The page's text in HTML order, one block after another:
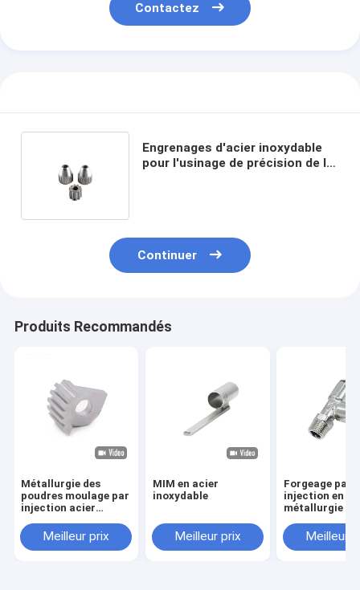
Contactez
Engrenages d'acier inoxydable
pour l'usinage de précision de la
Continuer
Produits Recommandés
Métallurgie des
poudres moulage par
injection acier
non standard
matériel automobile
Meilleur prix
MIM en acier
inoxydable
Meilleur prix
Forgeage par
injection en
métallurgie
forgeage par
injection de
Meilleur